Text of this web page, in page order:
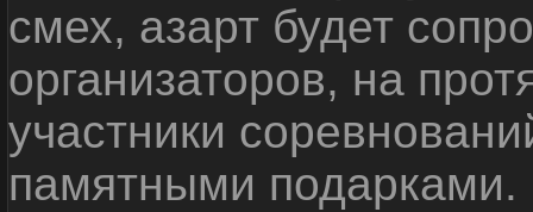
смех, азарт будет
организаторов, на
участники
памятными подарками.